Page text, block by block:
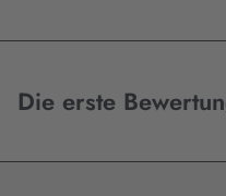
Die erste